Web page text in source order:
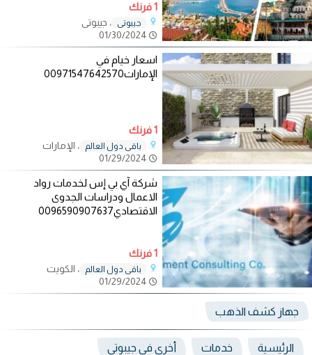
1 فرنك
جيبوتي
، جيبوتى
اسعار خيام في
الإمارات00971547642570
1 فرنك
باقي دول العالم
، الإمارات
شركة آي بي إس لخدمات رواد
الاعمال ودراسات الجدوى
الاقتصادي0096590907637
1 فرنك
باقي دول العالم
، الكويت
جهاز كشف الذهب
الرئيسية خدمات أخرى في جيبوتي